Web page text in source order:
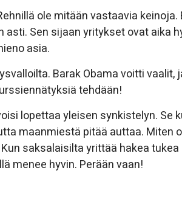
ole mitään vastaavia keinoja.
asti. Sen sijaan yritykset ovat aika
asia.
Barak Obama voitti vaalit,
tehdään!
lopettaa yleisen synkistelyn. Se
maanmiestä pitää auttaa. Miten
saksalaisilta yrittää hakea tukea
menee hyvin. Perään vaan!